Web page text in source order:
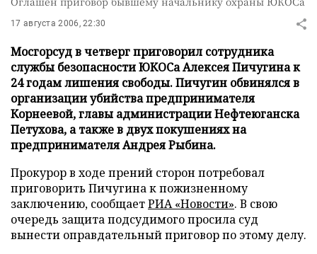
17 августа 2006, 22:30
Мосгорсуд в четверг приговорил сотрудника
службы безопасности ЮКОСа Алексея Пичугина к
24 годам лишения свободы. Пичугин обвинялся в
организации убийства предпринимателя
Корнеевой, главы администрации Нефтеюганска
Петухова, а также в двух покушениях на
предпринимателя Андрея Рыбина.
Прокурор в ходе прений сторон потребовал
приговорить Пичугина к пожизненному
заключению, сообщаетРИА «Новости». В свою
очередь защита подсудимого просила суд
вынести оправдательный приговор по этому делу.